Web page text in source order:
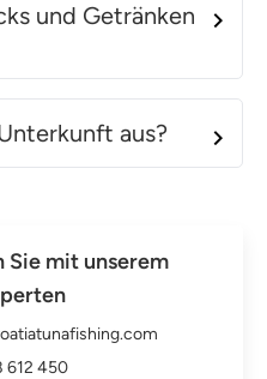
und Getränken
aus?
Sie mit unserem
612 450